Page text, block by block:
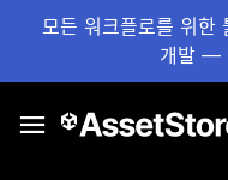
모든 워크플로를 위한
개발 —